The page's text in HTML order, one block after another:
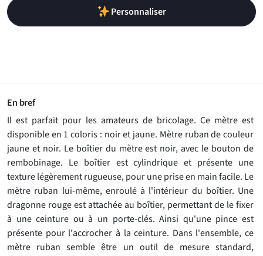
Personnaliser
En bref
Il est parfait pour les amateurs de bricolage. Ce mètre est
disponible en 1 coloris : noir et jaune. Mètre ruban de couleur
jaune et noir. Le boîtier du mètre est noir, avec le bouton de
rembobinage. Le boîtier est cylindrique et présente une
texture légèrement rugueuse, pour une prise en main facile. Le
mètre ruban lui-même, enroulé à l'intérieur du boîtier. Une
dragonne rouge est attachée au boîtier, permettant de le fixer
à une ceinture ou à un porte-clés. Ainsi qu'une pince est
présente pour l'accrocher à la ceinture. Dans l'ensemble, ce
mètre ruban semble être un outil de mesure standard,